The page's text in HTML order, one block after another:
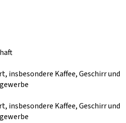
insbesondere Kaffee, Geschirr und
insbesondere Kaffee, Geschirr und